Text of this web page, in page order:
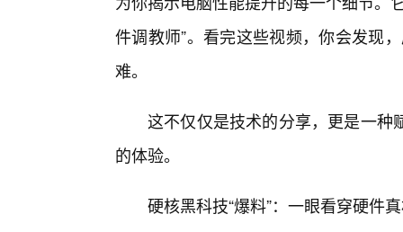
件调教师”。看完这些视频，你会发现
难。
这不仅仅是技术的分享，更是一种
的体验。
硬核黑科技“爆料”：一眼看穿硬件